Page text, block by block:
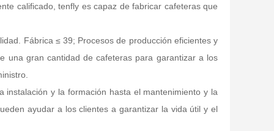
calificado, tenfly es capaz de fabricar cafeteras que
Fábrica ≤ 39; Procesos de producción eficientes y
una gran cantidad de cafeteras para garantizar a los
y la formación hasta el mantenimiento y la
ayudar a los clientes a garantizar la vida útil y el